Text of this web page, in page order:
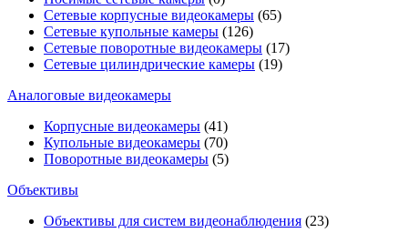
Сетевые корпусные видеокамеры (65)
Сетевые купольные камеры (126)
Сетевые поворотные видеокамеры (17)
Сетевые цилиндрические камеры (19)
Аналоговые видеокамеры
Корпусные видеокамеры (41)
Купольные видеокамеры (70)
Поворотные видеокамеры (5)
Объективы
Объективы для систем видеонаблюдения (23)